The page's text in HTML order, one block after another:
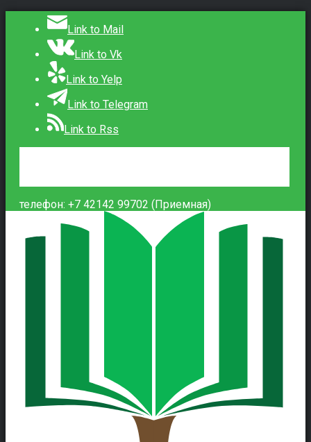
Link to Mail
Link to Vk
Link to Yelp
Link to Telegram
Link to Rss
телефон: +7 42142 99702 (Приемная)